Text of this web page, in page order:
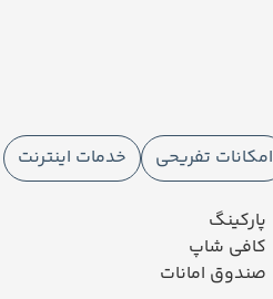
امکانات تفریحی خدمات اینترنت
پارکینگ
کافی شاپ
صندوق امانات